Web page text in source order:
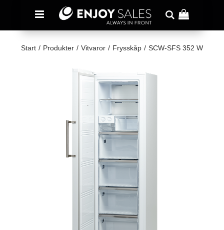
Start / Produkter / Vitvaror / Frysskåp / SCW-SFS 352 W